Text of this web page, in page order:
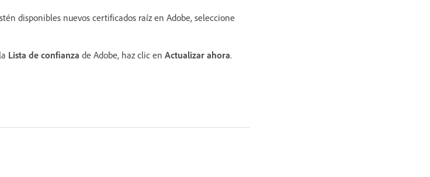
disponibles nuevos certificados raíz en Adobe, seleccione
Lista de confianza de Adobe, haz clic en Actualizar ahora.